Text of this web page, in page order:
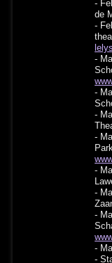
-
de
-
-
-
-
-
-
-
-
-
-